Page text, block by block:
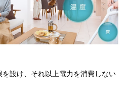
設け、それ以上電力を消費しない